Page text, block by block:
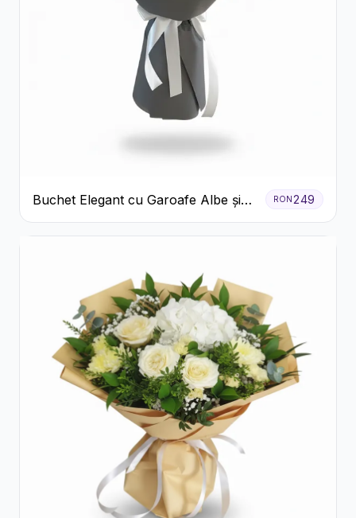
Buchet Elegant cu Garoafe Albe și
Eucalipt
RON249